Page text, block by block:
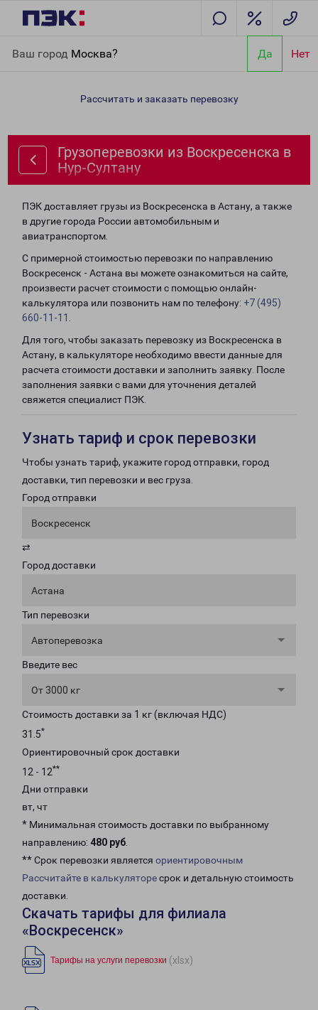
Ваш город Москва? Да Нет
Нур-Султану
Рассчитать и заказать перевозку
Грузоперевозки из Воскресенска в
Нур-Султану
ПЭК доставляет грузы из Воскресенска в Астану, а также
в другие города России автомобильным и
авиатранспортом.
С примерной стоимостью перевозки по направлению
Воскресенск - Астана вы можете ознакомиться на сайте,
произвести расчет стоимости с помощью онлайн-
калькулятора или позвонить нам по телефону: +7 (495)
660-11-11
Для того, чтобы заказать перевозку из Воскресенска в
Астану, в калькуляторе необходимо ввести данные для
расчета стоимости доставки и заполнить заявку. После
заполнения заявки с вами для уточнения деталей
свяжется специалист ПЭК.
Узнать тариф и срок перевозки
Чтобы узнать тариф, укажите город отправки, город
доставки, тип перевозки и вес груза.
Город отправки
Воскресенск
⇄
Город доставки
Астана
Тип перевозки
Автоперевозка
Введите вес
От 3000 кг
Стоимость доставки за 1 кг (включая НДС)
31.5*
Ориентировочный срок доставки
12 - 12**
Дни отправки
вт, чт
* Минимальная стоимость доставки по выбранному
направлению: 480 руб.
** Срок перевозки является ориентировочным
Рассчитайте в калькуляторесрок и детальную стоимость
доставки.
Скачать тарифы для филиала
«Воскресенск»
Тарифы на услуги перевозки (xlsx)